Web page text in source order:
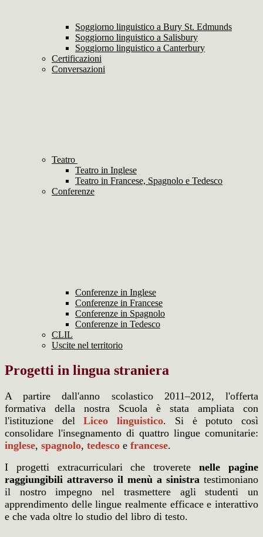
Soggiorno linguistico a Bury St. Edmunds
Soggiorno linguistico a Salisbury
Soggiorno linguistico a Canterbury
Certificazioni
Conversazioni
Teatro
Teatro in Inglese
Teatro in Francese, Spagnolo e Tedesco
Conferenze
Conferenze in Inglese
Conferenze in Francese
Conferenze in Spagnolo
Conferenze in Tedesco
CLIL
Uscite nel territorio
Progetti in lingua straniera
A partire dall'anno scolastico 2011–2012, l'offerta
formativa della nostra Scuola è stata ampliata con
l'istituzione delLiceo linguistico. Si ė potuto così
consolidare l'insegnamento di quattro lingue comunitarie:
inglese, spagnolo, tedesco e francese.
I progetti extracurriculari che troveretenelle pagine
raggiungibili attraverso il menù a sinistra testimoniano
il nostro impegno nel trasmettere agli studenti un
apprendimento delle lingue realmente efficace e interattivo
e che vada oltre lo studio del libro di testo.